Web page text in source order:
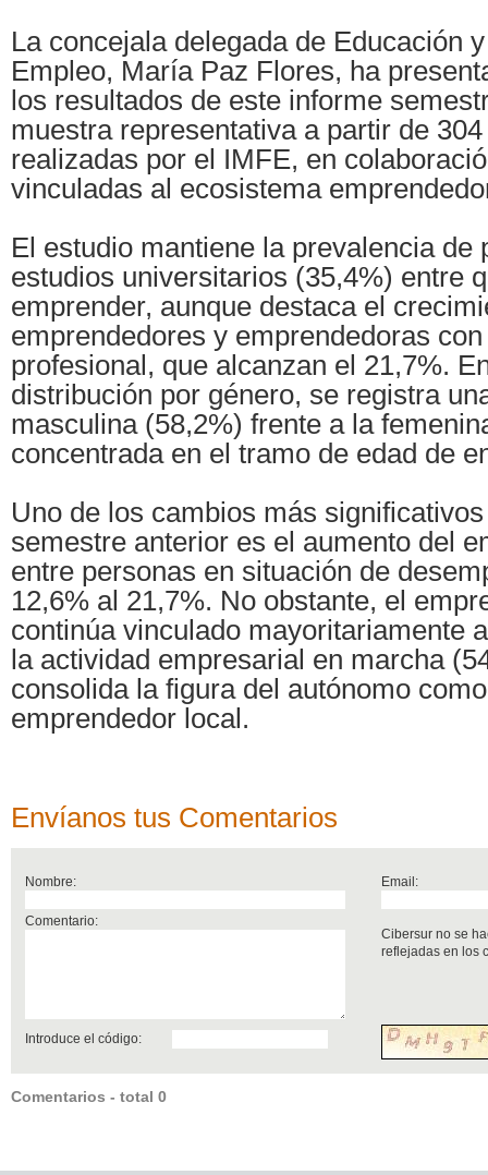
La concejala delegada de Educación
Empleo, María Paz Flores, ha
los resultados de este informe
muestra representativa a partir de
realizadas por el IMFE, en
vinculadas al ecosistema
El estudio mantiene la prevalencia de
estudios universitarios (35,4%) entre
emprender, aunque destaca el
emprendedores y emprendedoras
profesional, que alcanzan el 21,7%.
distribución por género, se registra
masculina (58,2%) frente a la
concentrada en el tramo de edad de
Uno de los cambios más
semestre anterior es el aumento del
entre personas en situación de
12,6% al 21,7%. No obstante, el
continúa vinculado mayoritariamente
la actividad empresarial en marcha
consolida la figura del autónomo
emprendedor local.
Envíanos tus Comentarios
Nombre: Email:
Comentario:
Cibersur no se
reflejadas en los
Introduce el código:
Comentarios - total 0